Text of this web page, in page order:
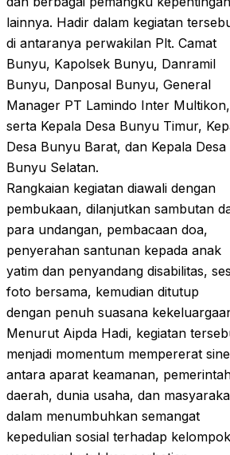
lainnya. Hadir dalam kegiatan
di antaranya perwakilan Plt. Camat
Bunyu, Kapolsek Bunyu, Danramil
Bunyu, Danposal Bunyu, General
Manager PT Lamindo Inter Multikon,
serta Kepala Desa Bunyu Timur,
Desa Bunyu Barat, dan Kepala Desa
Bunyu Selatan.
Rangkaian kegiatan diawali dengan
pembukaan, dilanjutkan sambutan
para undangan, pembacaan doa,
penyerahan santunan kepada anak
yatim dan penyandang disabilitas,
foto bersama, kemudian ditutup
dengan penuh suasana
Menurut Aipda Hadi, kegiatan
menjadi momentum mempererat
antara aparat keamanan,
daerah, dunia usaha, dan
dalam menumbuhkan semangat
kepedulian sosial terhadap kelompok